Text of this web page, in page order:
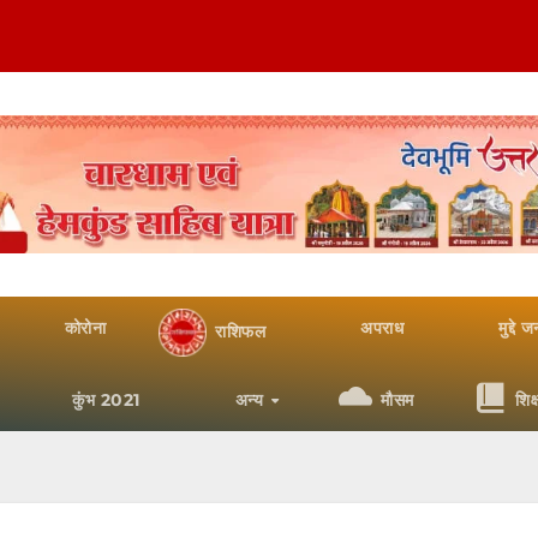
कोरोना राशिफल अपराध मुद्दे
कुंभ 2021 अन्य मौसम